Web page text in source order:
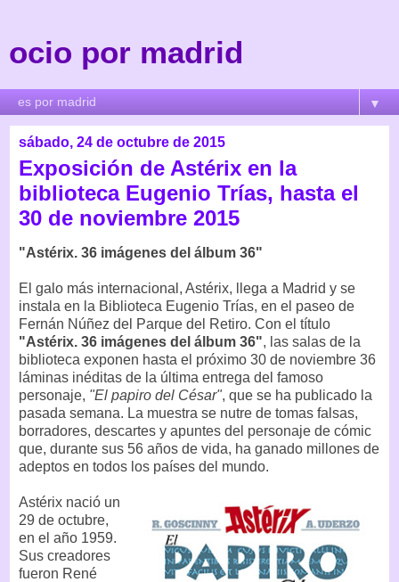
ocio por madrid
▼
sábado, 24 de octubre de 2015
Exposición de Astérix en la
biblioteca Eugenio Trías, hasta el
30 de noviembre 2015
"Astérix. 36 imágenes del álbum 36"
El galo más internacional, Astérix, llega a Madrid y se
instala en la Biblioteca Eugenio Trías, en el paseo de
Fernán Núñez del Parque del Retiro. Con el título
"Astérix. 36 imágenes del álbum 36", las salas de la
biblioteca exponen hasta el próximo 30 de noviembre 36
láminas inéditas de la última entrega del famoso
personaje, "El papiro del César", que se ha publicado la
pasada semana. La muestra se nutre de tomas falsas,
borradores, descartes y apuntes del personaje de cómic
que, durante sus 56 años de vida, ha ganado millones de
adeptos en todos los países del mundo.
Astérix nació un
29 de octubre,
en el año 1959.
Sus creadores
fueron René